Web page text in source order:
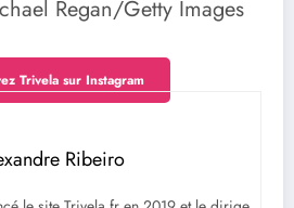
Regan/Getty Images
Trivela sur Instagram
Ribeiro